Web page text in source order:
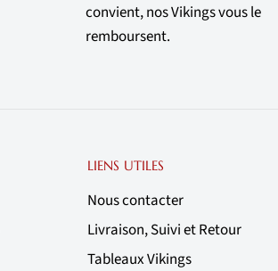
convient, nos Vikings vous le
remboursent.
LIENS UTILES
Nous contacter
Livraison, Suivi et Retour
Tableaux Vikings